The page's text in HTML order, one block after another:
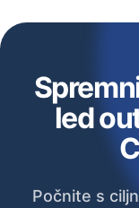
led
Počnite s